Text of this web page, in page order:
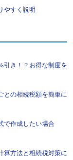
やすく説明
引き！？お得な制度を
との相続税額を簡単に
で作成したい場合
算方法と相続税対策に